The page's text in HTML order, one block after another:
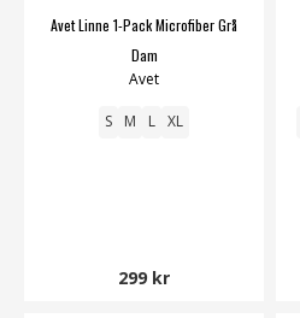
Avet Linne 1-Pack Microfiber Grå
Dam
Avet
S M L XL
299 kr